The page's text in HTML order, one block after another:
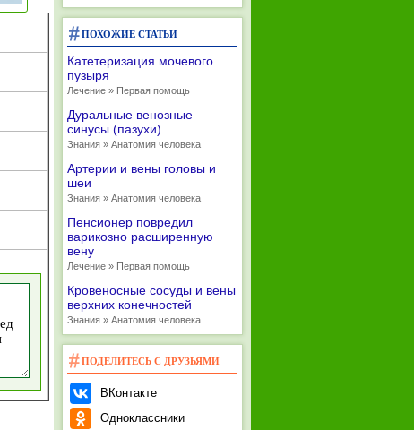
ПОХОЖИЕ СТАТЬИ
Катетеризация мочевого
пузыря
Лечение » Первая помощь
Дуральные венозные
синусы (пазухи)
Знания » Анатомия человека
Артерии и вены головы и
шеи
Знания » Анатомия человека
Пенсионер повредил
варикозно расширенную
вену
Лечение » Первая помощь
Кровеносные сосуды и вены
верхних конечностей
Знания » Анатомия человека
ПОДЕЛИТЕСЬ С ДРУЗЬЯМИ
ВКонтакте
Одноклассники